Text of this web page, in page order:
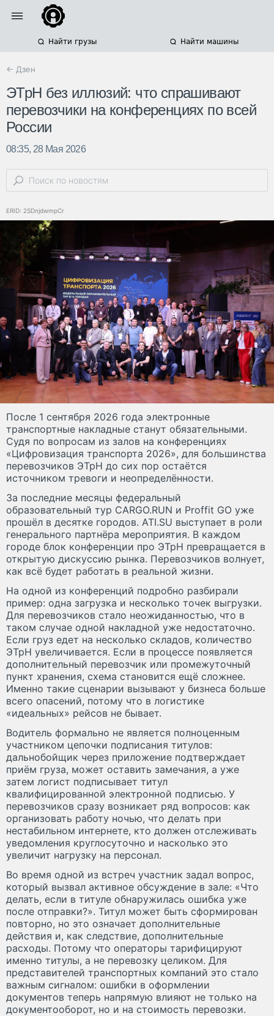
Найти грузы Найти машины
← Дзен
ЭТрН без иллюзий: что спрашивают
перевозчики на конференциях по всей
России
08:35, 28 Мая 2026
ERID: 2SDnjdwmpCr
После 1 сентября 2026 года электронные
транспортные накладные станут обязательными.
Судя по вопросам из залов на конференциях
«Цифровизация транспорта 2026», для большинства
перевозчиков ЭТрН до сих пор остаётся
источником тревоги и неопределённости.
За последние месяцы федеральный
образовательный тур CARGO.RUN и Proffit GO уже
прошёл в десятке городов. ATI.SU выступает в роли
генерального партнёра мероприятия. В каждом
городе блок конференции про ЭТрН превращается в
открытую дискуссию рынка. Перевозчиков волнует,
как всё будет работать в реальной жизни.
На одной из конференций подробно разбирали
пример: одна загрузка и несколько точек выгрузки.
Для перевозчиков стало неожиданностью, что в
таком случае одной накладной уже недостаточно.
Если груз едет на несколько складов, количество
ЭТрН увеличивается. Если в процессе появляется
дополнительный перевозчик или промежуточный
пункт хранения, схема становится ещё сложнее.
Именно такие сценарии вызывают у бизнеса больше
всего опасений, потому что в логистике
«идеальных» рейсов не бывает.
Водитель формально не является полноценным
участником цепочки подписания титулов:
дальнобойщик через приложение подтверждает
приём груза, может оставить замечания, а уже
затем логист подписывает титул
квалифицированной электронной подписью. У
перевозчиков сразу возникает ряд вопросов: как
организовать работу ночью, что делать при
нестабильном интернете, кто должен отслеживать
уведомления круглосуточно и насколько это
увеличит нагрузку на персонал.
Во время одной из встреч участник задал вопрос,
который вызвал активное обсуждение в зале: «Что
делать, если в титуле обнаружилась ошибка уже
после отправки?». Титул может быть сформирован
повторно, но это означает дополнительные
действия и, как следствие, дополнительные
расходы. Потому что операторы тарифицируют
именно титулы, а не перевозку целиком. Для
представителей транспортных компаний это стало
важным сигналом: ошибки в оформлении
документов теперь напрямую влияют не только на
документооборот, но и на стоимость перевозки.